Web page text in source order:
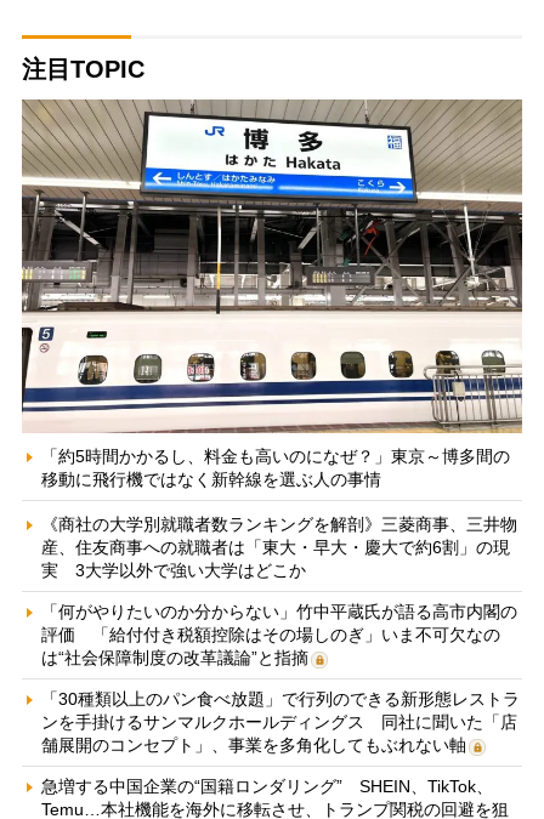
注目TOPIC
「約5時間かかるし、料金も高いのになぜ？」東京～博多間の
移動に飛行機ではなく新幹線を選ぶ人の事情
《商社の大学別就職者数ランキングを解剖》三菱商事、三井物
産、住友商事への就職者は「東大・早大・慶大で約6割」の現
実 3大学以外で強い大学はどこか
「何がやりたいのか分からない」竹中平蔵氏が語る高市内閣の
評価 「給付付き税額控除はその場しのぎ」いま不可欠なの
は“社会保障制度の改革議論”と指摘
「30種類以上のパン食べ放題」で行列のできる新形態レストラ
ンを手掛けるサンマルクホールディングス 同社に聞いた「店
舗展開のコンセプト」、事業を多角化してもぶれない軸
急増する中国企業の“国籍ロンダリング” SHEIN、TikTok、
Temu…本社機能を海外に移転させ、トランプ関税の回避を狙